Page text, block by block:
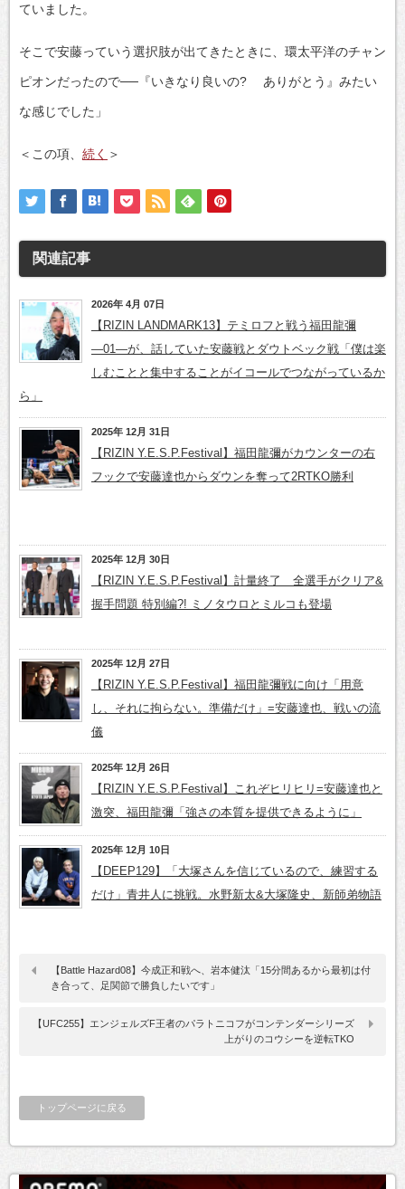
ていました。
そこで安藤っていう選択肢が出てきたときに、環太平洋のチャン
ピオンだったので──『いきなり良いの? ありがとう』みたい
な感じでした」
＜この項、 続く ＞
関連記事
2026年 4月 07日
【RIZIN LANDMARK13】テミロフと戦う福田龍彌
―01―が、話していた安藤戦とダウトベック戦「僕は楽
しむことと集中することがイコールでつながっているか
ら」
2025年 12月 31日
【RIZIN Y.E.S.P.Festival】福田龍彌がカウンターの右
フックで安藤達也からダウンを奪って2RTKO勝利
2025年 12月 30日
【RIZIN Y.E.S.P.Festival】計量終了 全選手がクリア&
握手問題 特別編?! ミノタウロとミルコも登場
2025年 12月 27日
【RIZIN Y.E.S.P.Festival】福田龍彌戦に向け「用意
し、それに拘らない。準備だけ」=安藤達也、戦いの流
儀
2025年 12月 26日
【RIZIN Y.E.S.P.Festival】これぞヒリヒリ=安藤達也と
激突、福田龍彌「強さの本質を提供できるように」
2025年 12月 10日
【DEEP129】「大塚さんを信じているので、練習する
だけ」青井人に挑戦。水野新太&大塚隆史、新師弟物語
【Battle Hazard08】今成正和戦へ、岩本健汰「15分間あるから最初は付
き合って、足関節で勝負したいです」
【UFC255】エンジェルズF王者のパラトニコフがコンテンダーシリーズ
上がりのコウシーを逆転TKO
トップページに戻る